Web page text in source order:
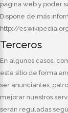
página web y poder
Dispone de más
http://
Terceros
En algunos casos,
este sitio de forma
ser anunciantes,
mejorar nuestros
serán reguladas